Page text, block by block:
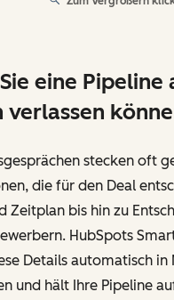
eine Pipeline
verlassen
stecken oft
die für den Deal
Zeitplan bis hin zu
HubSpots
Details automatisch in
und hält Ihre Pipeline